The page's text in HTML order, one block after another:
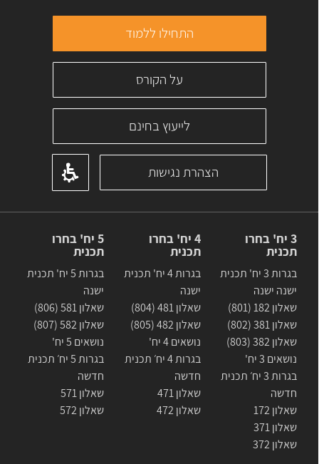
התחילו ללמוד
על הקורס
לייעוץ בחינם
הצהרת נגישות
3 יח' בחרו
תכנית
בגרות 3 יח' תכנית
ישנה ישנה
שאלון 182 (801)
שאלון 381 (802)
שאלון 382 (803)
נושאים 3 יח'
בגרות 3 יח׳ תכנית
חדשה
שאלון 172
שאלון 371
שאלון 372
4 יח' בחרו
תכנית
בגרות 4 יח' תכנית
ישנה
שאלון 481 (804)
שאלון 482 (805)
נושאים 4 יח'
בגרות 4 יח׳ תכנית
חדשה
שאלון 471
שאלון 472
5 יח' בחרו
תכנית
בגרות 5 יח' תכנית
ישנה
שאלון 581 (806)
שאלון 582 (807)
נושאים 5 יח'
בגרות 5 יח׳ תכנית
חדשה
שאלון 571
שאלון 572